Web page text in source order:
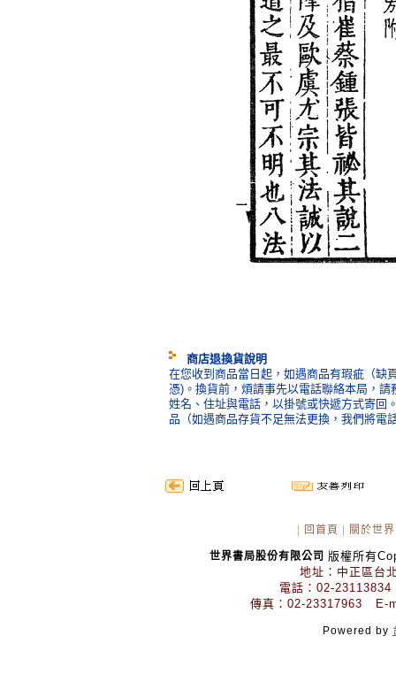
商店退換貨說明
在您收到商品當日起，如遇商品有瑕疵（缺
憑)。換貨前，煩請事先以電話聯絡本局，
姓名、住址與電話，以掛號或快遞方式寄回
品（如遇商品存貨不足無法更換，我們將電
回首頁 關於世界
世界書局股份有限公司 版權所有
地址：中正區台
電話：02-
傳真：02-23317963 E-
Powered by